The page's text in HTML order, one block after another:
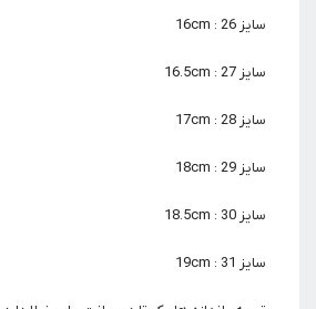
سایز 26 : 16cm
سایز 27 : 16.5cm
سایز 28 : 17cm
سایز 29 : 18cm
سایز 30 : 18.5cm
سایز 31 : 19cm